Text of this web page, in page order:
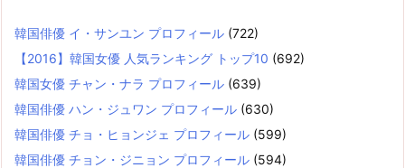
韓国俳優 イ・サンユン プロフィール (722)
【2016】韓国女優 人気ランキング トップ10 (692)
韓国女優 チャン・ナラ プロフィール (639)
韓国俳優 ハン・ジュワン プロフィール (630)
韓国俳優 チョ・ヒョンジェ プロフィール (599)
韓国俳優 チョン・ジニョン プロフィール (594)